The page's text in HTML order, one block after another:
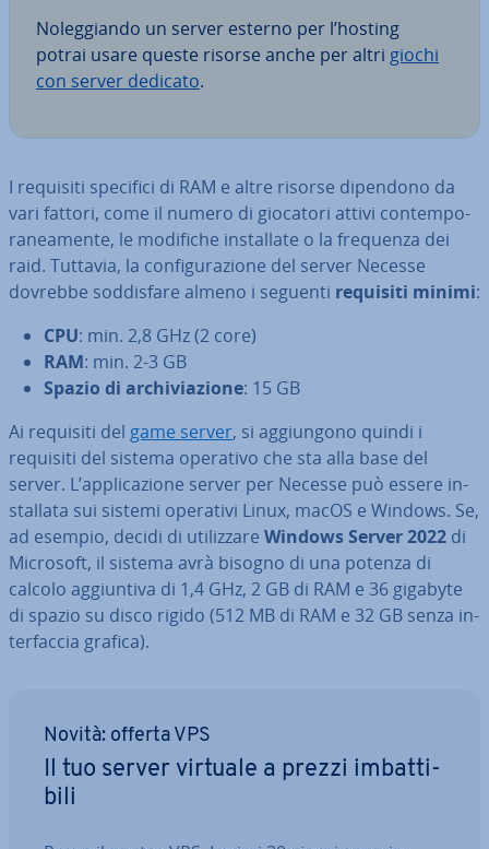
No­leg­gian­do un server esterno per l’hosting
potrai usare queste risorse anche per altri giochi
con server dedicato.
I requisiti specifici di RAM e altre risorse dipendono da
vari fattori, come il numero di giocatori attivi con­tem­po­
ra­nea­men­te, le modifiche in­stal­la­te o la frequenza dei
raid. Tuttavia, la con­fi­gu­ra­zio­ne del server Necesse
dovrebbe sod­di­sfa­re almeno i seguenti requisiti minimi:
CPU: min. 2,8 GHz (2 core)
RAM: min. 2-3 GB
Spazio di ar­chi­via­zio­ne: 15 GB
Ai requisiti del game server, si ag­giun­go­no quindi i
requisiti del sistema operativo che sta alla base del
server. L’ap­pli­ca­zio­ne server per Necesse può essere in­
stal­la­ta sui sistemi operativi Linux, macOS e Windows. Se,
ad esempio, decidi di uti­liz­za­re Windows Server 2022 di
Microsoft, il sistema avrà bisogno di una potenza di
calcolo ag­giun­ti­va di 1,4 GHz, 2 GB di RAM e 36 gigabyte
di spazio su disco rigido (512 MB di RAM e 32 GB senza in­
ter­fac­cia grafica).
Novità: offerta VPS
Il tuo server virtuale a prezzi im­bat­ti­
bi­li